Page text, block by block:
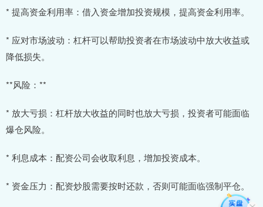
* 提高资金利用率：借入资金增加投资规模，提高资金利用率。
* 应对市场波动：杠杆可以帮助投资者在市场波动中放大收益或
降低损失。
**风险：**
* 放大亏损：杠杆放大收益的同时也放大亏损，投资者可能面临
爆仓风险。
* 利息成本：配资公司会收取利息，增加投资成本。
* 资金压力：配资炒股需要按时还款，否则可能面临强制平仓。